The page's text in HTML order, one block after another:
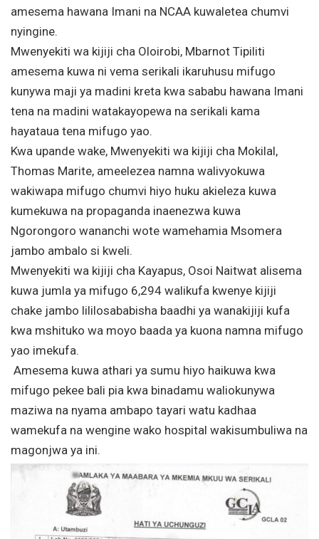
amesema hawana Imani na NCAA kuwaletea chumvi
nyingine.
Mwenyekiti wa kijiji cha Oloirobi, Mbarnot Tipiliti
amesema kuwa ni vema serikali ikaruhusu mifugo
kunywa maji ya madini kreta kwa sababu hawana Imani
tena na madini watakayopewa na serikali kama
hayataua tena mifugo yao.
Kwa upande wake, Mwenyekiti wa kijiji cha Mokilal,
Thomas Marite, ameelezea namna walivyokuwa
wakiwapa mifugo chumvi hiyo huku akieleza kuwa
kumekuwa na propaganda inaenezwa kuwa
Ngorongoro wananchi wote wamehamia Msomera
jambo ambalo si kweli.
Mwenyekiti wa kijiji cha Kayapus, Osoi Naitwat alisema
kuwa jumla ya mifugo 6,294 walikufa kwenye kijiji
chake jambo lililosababisha baadhi ya wanakijiji kufa
kwa mshituko wa moyo baada ya kuona namna mifugo
yao imekufa.
Amesema kuwa athari ya sumu hiyo haikuwa kwa
mifugo pekee bali pia kwa binadamu waliokunywa
maziwa na nyama ambapo tayari watu kadhaa
wamekufa na wengine wako hospital wakisumbuliwa na
magonjwa ya ini.